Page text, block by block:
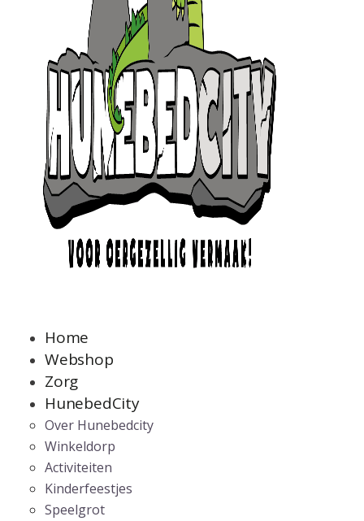
Home
Webshop
Zorg
HunebedCity
Over Hunebedcity
Winkeldorp
Activiteiten
Kinderfeestjes
Speelgrot